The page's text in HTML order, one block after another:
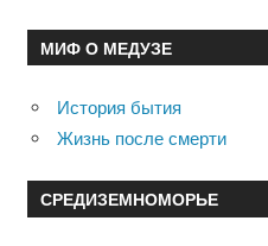
МИФ О МЕДУЗЕ
История бытия
Жизнь после смерти
СРЕДИЗЕМНОМОРЬЕ